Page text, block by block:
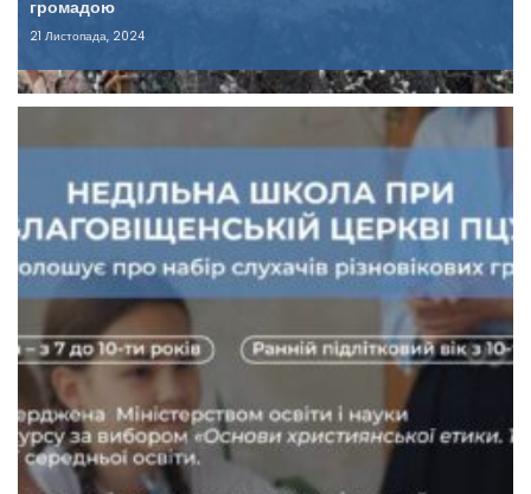
громадою
21 Листопада, 2024